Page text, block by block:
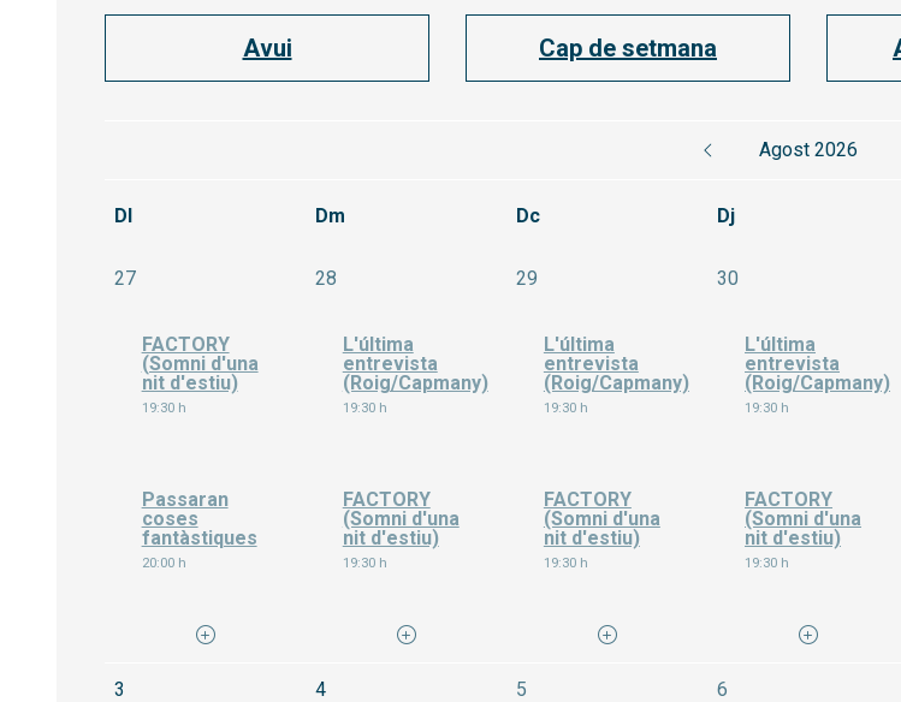
Avui Cap de setmana
Agost 2026
Dl Dm Dc Dj
27Dilluns 27 de juliol
FACTORY
(Somni d'una
nit d'estiu)
19:30 h
Passaran
coses
fantàstiques
20:00 h
28
L'última
entrevista
(Roig/Capmany)
19:30 h
FACTORY
(Somni d'una
nit d'estiu)
19:30 h
29
L'última
entrevista
(Roig/Capmany)
19:30 h
FACTORY
(Somni d'una
nit d'estiu)
19:30 h
30
L'última
entrevista
(Roig/Capmany)
19:30 h
FACTORY
(Somni d'una
nit d'estiu)
19:30 h
3 4 5 6